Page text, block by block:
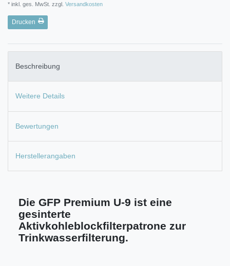
* inkl. ges. MwSt. zzgl. Versandkosten
Drucken
Beschreibung
Weitere Details
Bewertungen
Herstellerangaben
Die GFP Premium U-9 ist eine
gesinterte
Aktivkohleblockfilterpatrone zur
Trinkwasserfilterung.